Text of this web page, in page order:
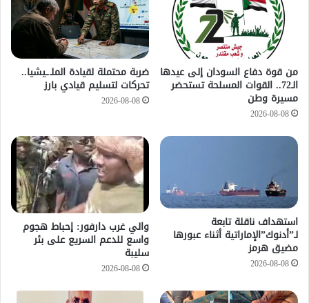
من قوة دفاع السودان إلى عيدها
الـ72.. القوات المسلحة تستحضر
مسيرة وطن
2026-08-08
ضربة محتملة لقيادة الملـ.ـيشيا..
تحركات لتسليم قيادي بارز
2026-08-08
استهداف ناقلة تابعة
لـ”أدنوك”الإماراتية أثناء عبورها
مضيق هرمز
2026-08-08
والي غرب دارفور: إحباط هجوم
واسع للدعم السريع على بئر
سليبة
2026-08-08